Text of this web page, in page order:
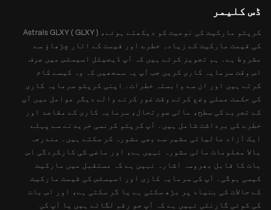
ڈس کلیمر
کرپٹو مارکیٹ کی نوعیت کو دیکھتے ہوئے، Astrals GLXY ( GLXY )
کی قیمت مارکیٹ کے زیادہ خطرے اور قیمت کے اتار چڑھاؤ سے
مشروط ہے۔ ہم تجویز کرتے ہیں کہ آپ ڈیجیٹل اسیسٹس میں صرف
اس وقت سرمایہ کاری کریں جب آپ یہ سمجھیں کہ وہ کیسے کام
کرتے ہیں اور ان سے وابستہ خطرات۔ اپنی کرپٹو سرمایہ کاری
کی حکمت عملی وضع کرتے وقت غور کرنے والے دیگر عوامل میں آپ
کے تجربے کی سطح، مالی صورتحال، سرمایہ کاری کے مقاصد اور
خطرے کی برداشت شامل ہیں۔ آپ کرپٹو کرنسی خریدنے سے پہلے
ایک آزاد مالیاتی مشیر سے بھی مشورہ کر سکتے ہیں۔ مندرجہ
بالا معلومات مالی مشورہ نہیں ہے، اور ماضی کی کارکردگی اس
بات کا قابل بھروسہ اشارہ نہیں ہے کہ مستقبل میں مارکیٹ
کیسی ہوگی۔ آپ کی سرمایہ کاری اور اسیسٹس کی قیمت مارکیٹ
کے حالات کی بنیاد پر بڑھ سکتی ہے یا گر سکتی ہے، اور اس بات
کی کوئی گارنٹی نہیں ہے کہ آپ جو رقم لگاتے ہیں یا آپ کی